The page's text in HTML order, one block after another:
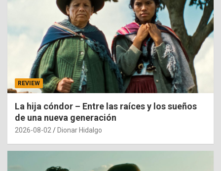
REVIEW
La hija cóndor – Entre las raíces y los sueños
de una nueva generación
2026-08-02 Dionar Hidalgo